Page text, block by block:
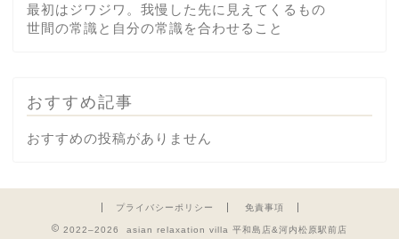
最初はジワジワ。我慢した先に見えてくるもの
世間の常識と自分の常識を合わせること
おすすめ記事
おすすめの投稿がありません
プライバシーポリシー 免責事項
2022–2026 asian relaxation villa 平和島店&河内松原駅前店